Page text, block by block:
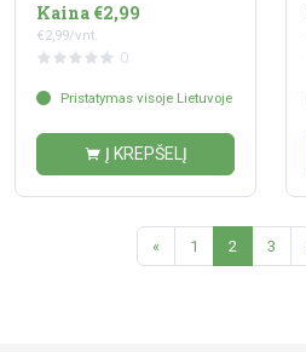
Kaina €2,99
€2,99/vnt.
0
Pristatymas visoje Lietuvoje
Į KREPŠELĮ
« 1 2 3